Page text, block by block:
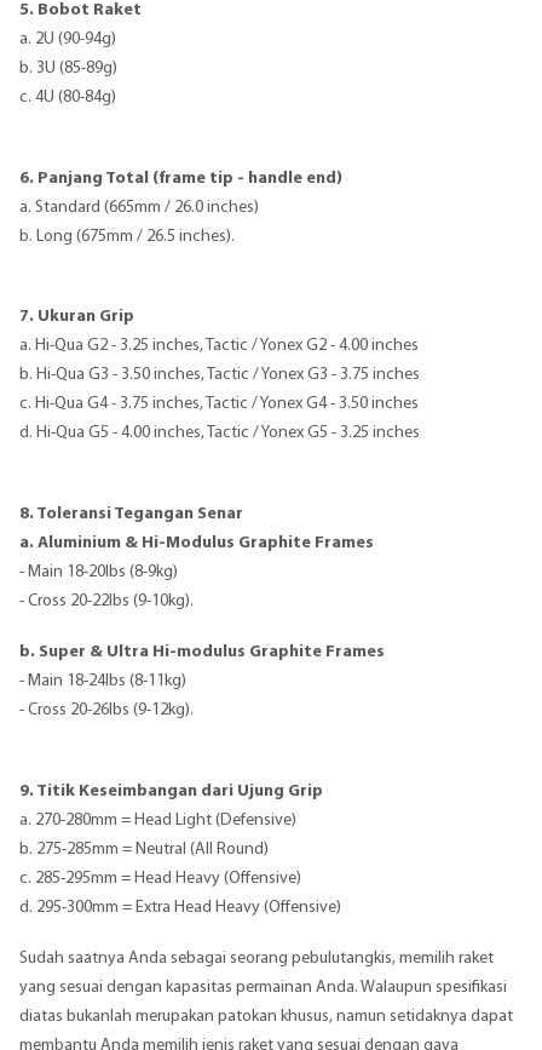
5. Bobot Raket
a. 2U (90-94g)
b. 3U (85-89g)
c. 4U (80-84g)
6. Panjang Total (frame tip - handle end)
a. Standard (665mm / 26.0 inches)
b. Long (675mm / 26.5 inches).
7. Ukuran Grip
a. Hi-Qua G2 - 3.25 inches, Tactic / Yonex G2 - 4.00 inches
b. Hi-Qua G3 - 3.50 inches, Tactic / Yonex G3 - 3.75 inches
c. Hi-Qua G4 - 3.75 inches, Tactic / Yonex G4 - 3.50 inches
d. Hi-Qua G5 - 4.00 inches, Tactic / Yonex G5 - 3.25 inches
8. Toleransi Tegangan Senar
a. Aluminium & Hi-Modulus Graphite Frames
- Main 18-20lbs (8-9kg)
- Cross 20-22lbs (9-10kg).
b. Super & Ultra Hi-modulus Graphite Frames
- Main 18-24lbs (8-11kg)
- Cross 20-26lbs (9-12kg).
9. Titik Keseimbangan dari Ujung Grip
a. 270-280mm = Head Light (Defensive)
b. 275-285mm = Neutral (All Round)
c. 285-295mm = Head Heavy (Offensive)
d. 295-300mm = Extra Head Heavy (Offensive)
Sudah saatnya Anda sebagai seorang pebulutangkis, memilih raket
yang sesuai dengan kapasitas permainan Anda. Walaupun spesifikasi
diatas bukanlah merupakan patokan khusus, namun setidaknya dapat
membantu Anda memilih jenis raket yang sesuai dengan gaya